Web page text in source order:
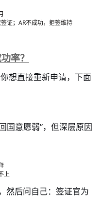
证； AR不成功，拒签维持
率？
想直接重新申请，下面
回国意愿弱”，但深层原因
上
然后问自己：签证官为